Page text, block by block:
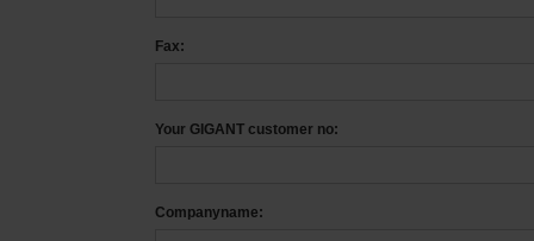
Fax:
Your GIGANT customer no:
Companyname: